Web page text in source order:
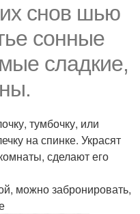
снов шью
сонные
сладкие,
тумбочку, или
на спинке. Украсят
сделают его
можно забронировать,